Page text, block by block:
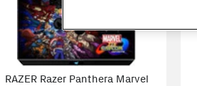
RAZER Razer Panthera Marvel